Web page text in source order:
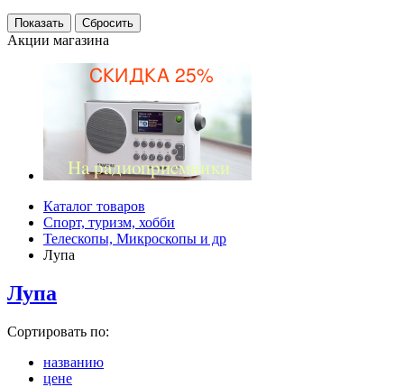
Акции магазина
Каталог товаров
Спорт, туризм, хобби
Телескопы, Микроскопы и др
Лупа
Лупа
Сортировать по:
названию
цене